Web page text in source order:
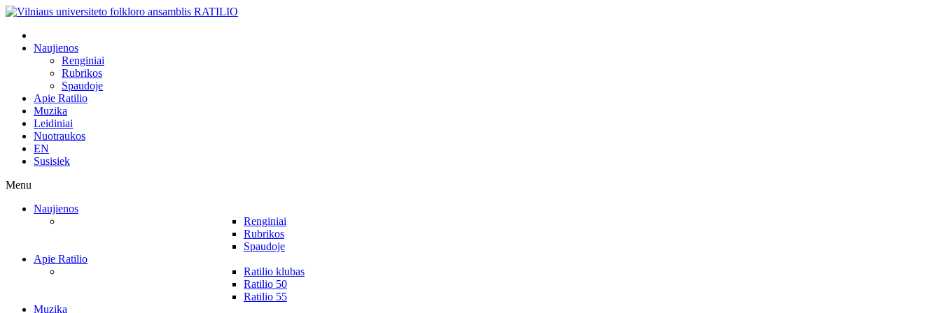
Naujienos
Renginiai
Rubrikos
Spaudoje
Apie Ratilio
Muzika
Leidiniai
Nuotraukos
EN
Susisiek
Menu
Naujienos
Renginiai
Rubrikos
Spaudoje
Apie Ratilio
Ratilio klubas
Ratilio 50
Ratilio 55
Muzika